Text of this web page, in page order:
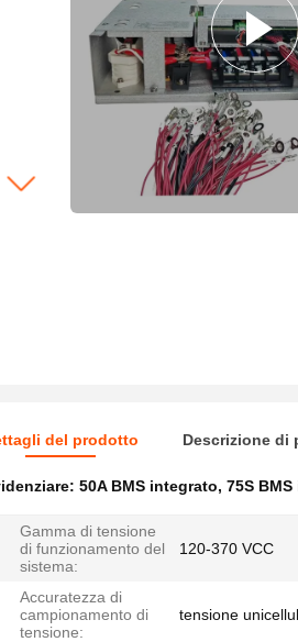
del prodotto Descrizione di
50A BMS integrato, 75S
Gamma di tensione
di funzionamento del
sistema:
120-370 VCC
Accuratezza di
campionamento di
tensione:
tensione